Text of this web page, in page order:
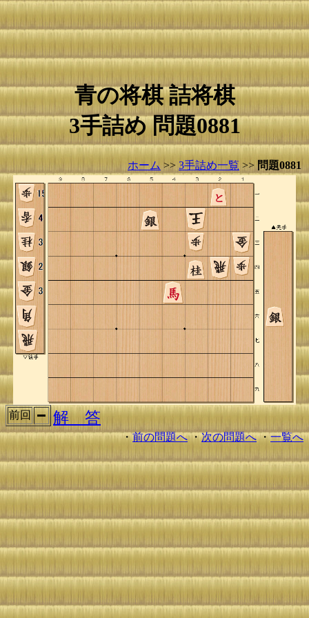
青の将棋 詰将棋
3手詰め 問題0881
ホーム >> 3手詰め一覧 >> 問題0881
前回 解 答
・前の問題へ・次の問題へ・一覧へ